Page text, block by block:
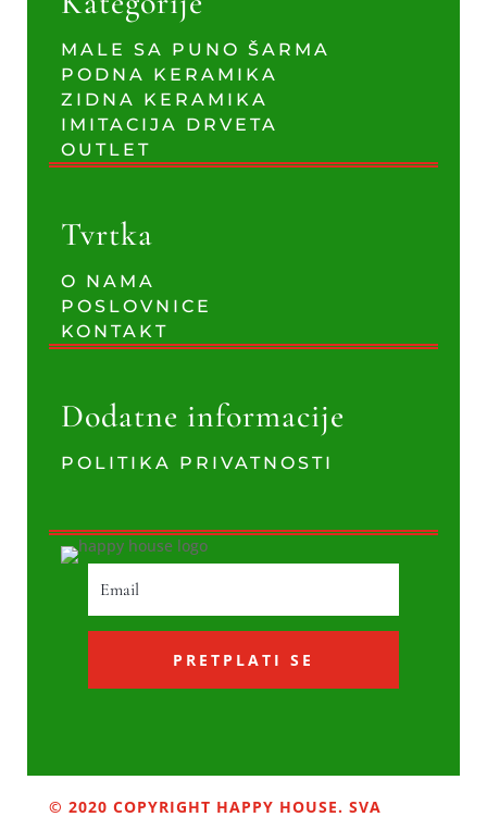
MALE SA PUNO ŠARMA
PODNA KERAMIKA
ZIDNA KERAMIKA
IMITACIJA DRVETA
OUTLET
Tvrtka
O NAMA
POSLOVNICE
KONTAKT
Dodatne informacije
POLITIKA PRIVATNOSTI
PRETPLATI SE
© 2020 COPYRIGHT HAPPY HOUSE. SVA